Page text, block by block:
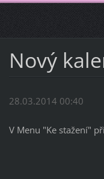
Nový
28.03.2014 00:40
V Menu "Ke stažení"